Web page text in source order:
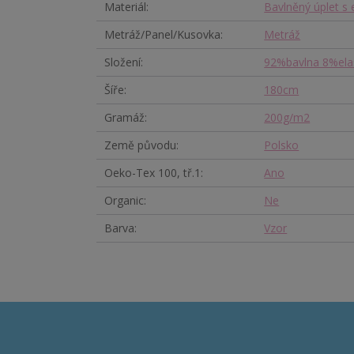
Materiál
Bavlněný úplet s
Metráž/Panel/Kusovka
Metráž
Složení
92%bavlna
Šíře
180cm
Gramáž
200g/m2
Země původu
Polsko
Oeko-Tex 100, tř.1
Ano
Organic
Ne
Barva
Vzor